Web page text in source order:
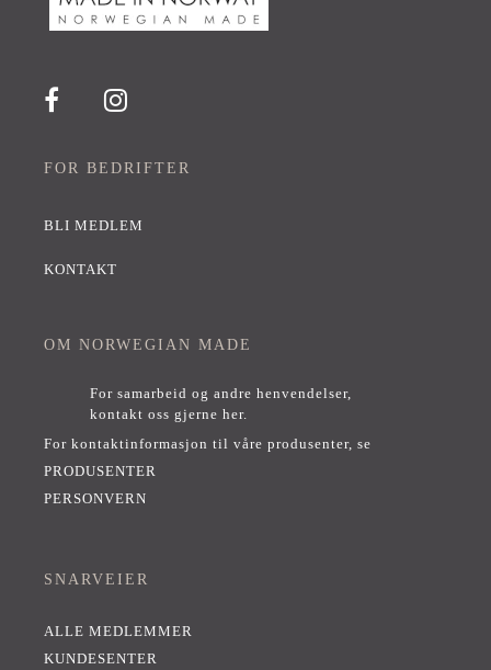
FOR BEDRIFTER
BLI MEDLEM
KONTAKT
OM NORWEGIAN MADE
For samarbeid og andre henvendelser,
kontakt oss gjerne her.
For kontaktinformasjon til våre produsenter, se
PRODUSENTER
PERSONVERN
SNARVEIER
ALLE MEDLEMMER
KUNDESENTER